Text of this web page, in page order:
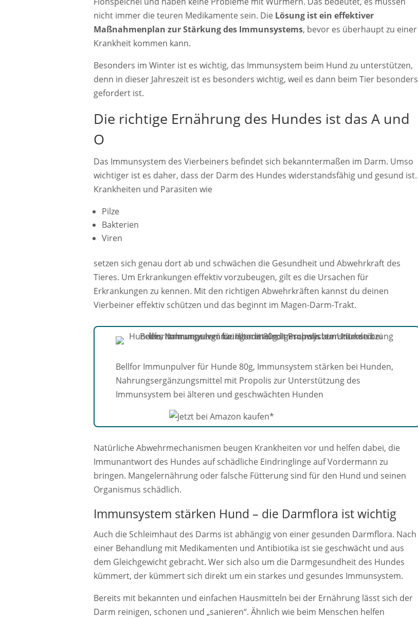
nicht immer die teuren Medikamente sein. Die Lösung ist ein effektiver
Maßnahmenplan zur Stärkung des Immunsystems, bevor es überhaupt zu einer
Krankheit kommen kann.
Besonders im Winter ist es wichtig, das Immunsystem beim Hund zu unterstützen,
denn in dieser Jahreszeit ist es besonders wichtig, weil es dann beim Tier besonders
gefordert ist.
Die richtige Ernährung des Hundes ist das A und
O
Das Immunsystem des Vierbeiners befindet sich bekanntermaßen im Darm. Umso
wichtiger ist es daher, dass der Darm des Hundes widerstandsfähig und gesund ist.
Krankheiten und Parasiten wie
Pilze
Bakterien
Viren
setzen sich genau dort ab und schwächen die Gesundheit und Abwehrkraft des
Tieres. Um Erkrankungen effektiv vorzubeugen, gilt es die Ursachen für
Erkrankungen zu kennen. Mit den richtigen Abwehrkräften kannst du deinen
Vierbeiner effektiv schützen und das beginnt im Magen-Darm-Trakt.
Bellfor Immunpulver für Hunde 80g, Immunsystem stärken bei Hunden,
Nahrungsergänzungsmittel mit Propolis zur Unterstützung des
Immunsystem bei älteren und geschwächten Hunden
Natürliche Abwehrmechanismen beugen Krankheiten vor und helfen dabei, die
Immunantwort des Hundes auf schädliche Eindringlinge auf Vordermann zu
bringen. Mangelernährung oder falsche Fütterung sind für den Hund und seinen
Organismus schädlich.
Immunsystem stärken Hund – die Darmflora ist wichtig
Auch die Schleimhaut des Darms ist abhängig von einer gesunden Darmflora. Nach
einer Behandlung mit Medikamenten und Antibiotika ist sie geschwächt und aus
dem Gleichgewicht gebracht. Wer sich also um die Darmgesundheit des Hundes
kümmert, der kümmert sich direkt um ein starkes und gesundes Immunsystem.
Bereits mit bekannten und einfachen Hausmitteln bei der Ernährung lässt sich der
Darm reinigen, schonen und „sanieren“. Ähnlich wie beim Menschen helfen